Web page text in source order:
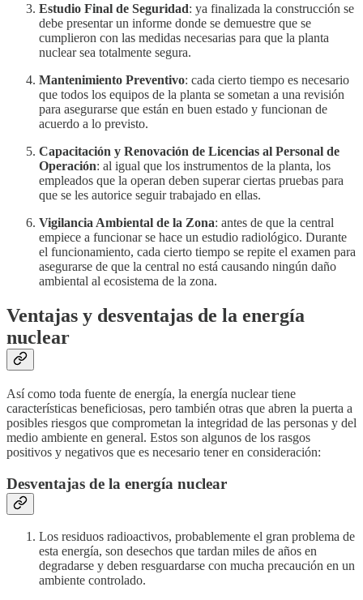
Estudio Final de Seguridad: ya finalizada la construcción se
debe presentar un informe donde se demuestre que se
cumplieron con las medidas necesarias para que la planta
nuclear sea totalmente segura.
Mantenimiento Preventivo: cada cierto tiempo es necesario
que todos los equipos de la planta se sometan a una revisión
para asegurarse que están en buen estado y funcionan de
acuerdo a lo previsto.
Capacitación y Renovación de Licencias al Personal de
Operación: al igual que los instrumentos de la planta, los
empleados que la operan deben superar ciertas pruebas para
que se les autorice seguir trabajado en ellas.
Vigilancia Ambiental de la Zona: antes de que la central
empiece a funcionar se hace un estudio radiológico. Durante
el funcionamiento, cada cierto tiempo se repite el examen para
asegurarse de que la central no está causando ningún daño
ambiental al ecosistema de la zona.
Ventajas y desventajas de la energía
nuclear
Así como toda fuente de energía, la energía nuclear tiene
características beneficiosas, pero también otras que abren la puerta a
posibles riesgos que comprometan la integridad de las personas y del
medio ambiente en general. Estos son algunos de los rasgos
positivos y negativos que es necesario tener en consideración:
Desventajas de la energía nuclear
Los residuos radioactivos, probablemente el gran problema de
esta energía, son desechos que tardan miles de años en
degradarse y deben resguardarse con mucha precaución en un
ambiente controlado.